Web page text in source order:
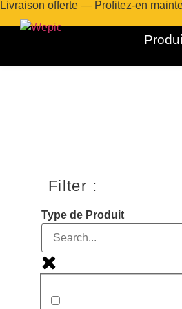
Livraison offerte — Profitez-en
Filter :
Type de Produit